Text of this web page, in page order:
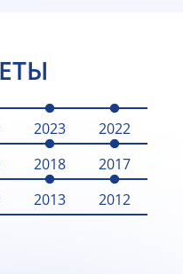
2023
2022
2018
2017
2013
2012